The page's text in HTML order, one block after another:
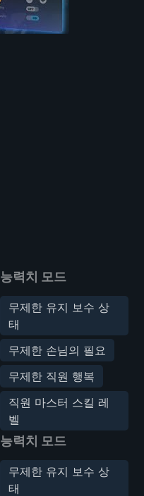
능력치 모드
무제한 유지 보수 상
태
무제한 손님의 필요
무제한 직원 행복
직원 마스터 스킬 레
벨
능력치 모드
무제한 유지 보수 상
태